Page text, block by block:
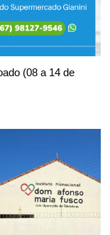
(08 a 14 de